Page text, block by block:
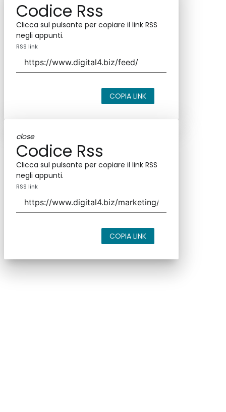
Codice Rss
Clicca sul pulsante per copiare il link RSS
negli appunti.
RSS link
COPIA LINK
close
Codice Rss
Clicca sul pulsante per copiare il link RSS
negli appunti.
RSS link
COPIA LINK